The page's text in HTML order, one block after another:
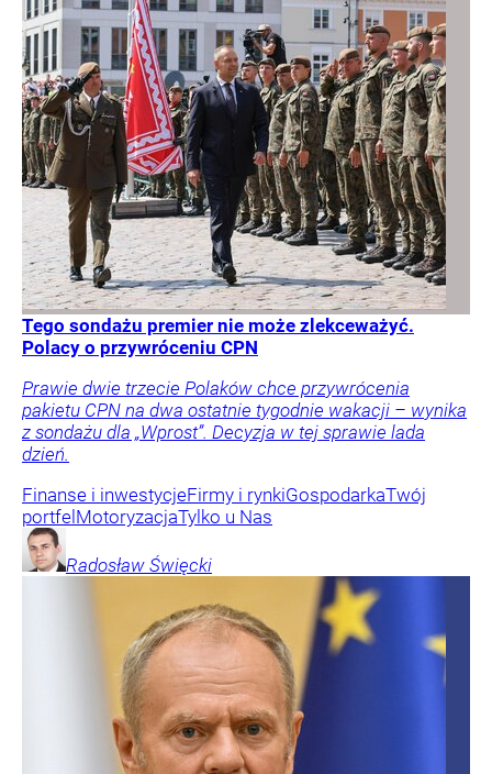
Tego sondażu premier nie może zlekceważyć.
Polacy o przywróceniu CPN
Prawie dwie trzecie Polaków chce przywrócenia
pakietu CPN na dwa ostatnie tygodnie wakacji – wynika
z sondażu dla „Wprost”. Decyzja w tej sprawie lada
dzień.
Finanse i inwestycjeFirmy i rynkiGospodarkaTwój
portfel MotoryzacjaTylko u Nas
Radosław Święcki